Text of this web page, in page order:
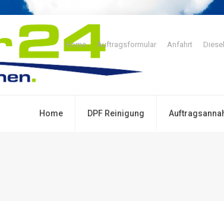
Home DPF Reinigung
Home Auftragsformular Anfahrt